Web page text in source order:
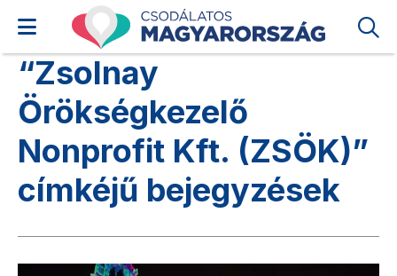
“Zsolnay
Örökségkezelő
Nonprofit Kft. (ZSÖK)”
címkéjű bejegyzések